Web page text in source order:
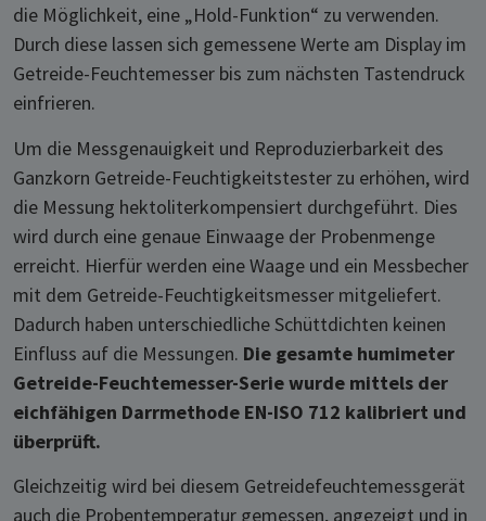
die Möglichkeit, eine „Hold-Funktion“ zu verwenden.
Durch diese lassen sich gemessene Werte am Display im
Getreide-Feuchtemesser bis zum nächsten Tastendruck
einfrieren.
Um die Messgenauigkeit und Reproduzierbarkeit des
Ganzkorn Getreide-Feuchtigkeitstester zu erhöhen, wird
die Messung hektoliterkompensiert durchgeführt. Dies
wird durch eine genaue Einwaage der Probenmenge
erreicht. Hierfür werden eine Waage und ein Messbecher
mit dem Getreide-Feuchtigkeitsmesser mitgeliefert.
Dadurch haben unterschiedliche Schüttdichten keinen
Einfluss auf die Messungen. Die gesamte humimeter
Getreide-Feuchtemesser-Serie wurde mittels der
eichfähigen Darrmethode EN-ISO 712 kalibriert und
überprüft.
Gleichzeitig wird bei diesem Getreidefeuchtemessgerät
auch die Probentemperatur gemessen, angezeigt und in